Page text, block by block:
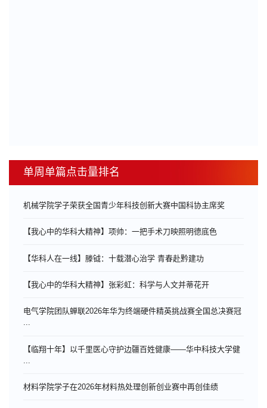
单周单篇点击量排名
机械学院学子荣获全国青少年科技创新大赛中国科协主席奖
【我心中的华科大精神】项帅：一把手术刀映照明德底色
【华科人在一线】滕钺：十载潜心治学 青春赴黔建功
【我心中的华科大精神】张彩虹：科学与人文并蒂花开
电气学院团队蝉联2026年华为终端硬件精英挑战赛全国总决赛冠
...
【临翔十年】以千里医心守护边疆百姓健康——华中科技大学健
材料学院学子在2026年材料热处理创新创业赛中再创佳绩